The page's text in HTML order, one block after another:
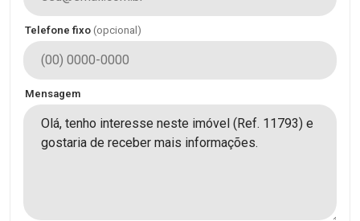
Telefone fixo (opcional)
Mensagem